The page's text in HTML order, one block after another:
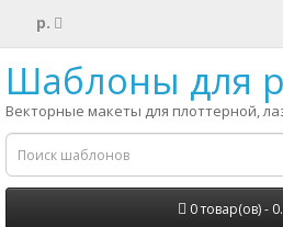
р.
Шаблоны для
Векторные макеты для плоттерной,
0 товар(ов) -